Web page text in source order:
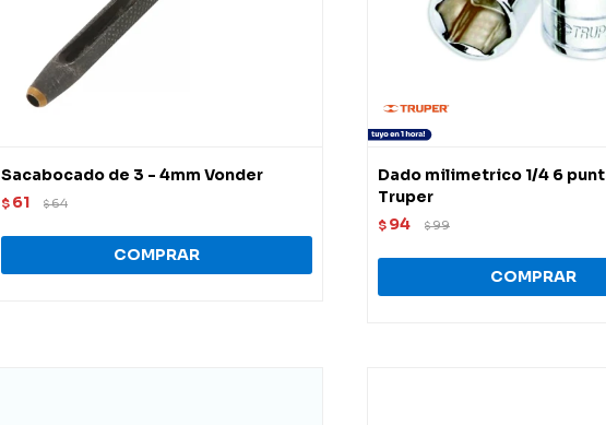
Sacabocado de 3 - 4mm Vonder
$ 61 $64
Dado milimetrico 1/4 6
Truper
$ 94 $99